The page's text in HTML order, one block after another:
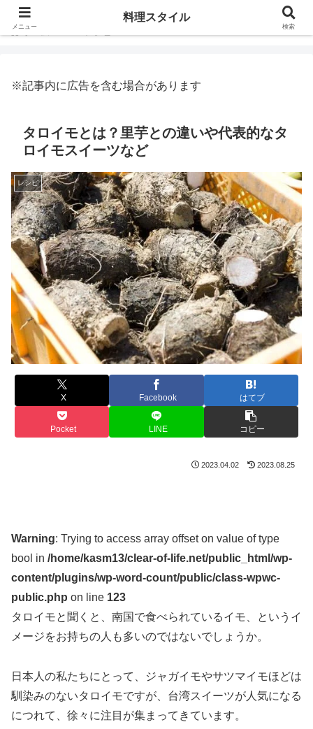
ホーム
※記事内に広告を含む場合があります
タロイモとは？里芋との違いや代表的なタ
ロイモスイーツなど
レシピ
X Facebook はてブ
Pocket LINE コピー
2023.04.02 2023.08.25
Warning: Trying to access array offset on value of type
bool in /home/kasm13/clear-of-life.net/public_html/wp-
content/plugins/wp-word-count/public/class-wpwc-
public.php on line 123
タロイモと聞くと、南国で食べられているイモ、というイ
メージをお持ちの人も多いのではないでしょうか。
日本人の私たちにとって、ジャガイモやサツマイモほどは
馴染みのないタロイモですが、台湾スイーツが人気になる
につれて、徐々に注目が集まってきています。
メニュー
料理スタイル
検索